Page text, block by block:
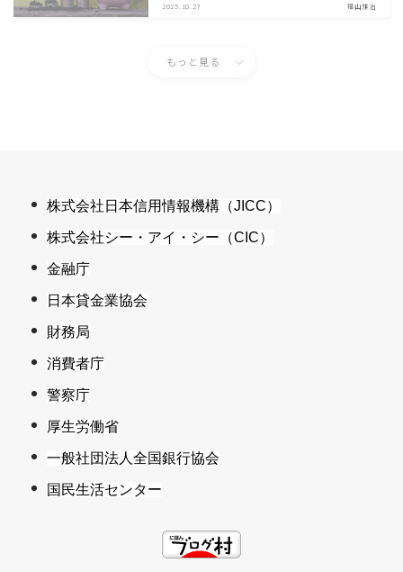
2025.10.27 福山雅治
もっと見る
株式会社日本信用情報機構（JICC）
株式会社シー・アイ・シー（CIC）
金融庁
日本貸金業協会
財務局
消費者庁
警察庁
厚生労働省
一般社団法人全国銀行協会
国民生活センター